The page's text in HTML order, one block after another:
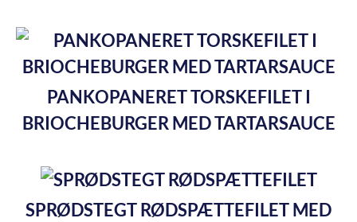
PANKOPANERET TORSKEFILET I
BRIOCHEBURGER MED TARTARSAUCE
SPRØDSTEGT RØDSPÆTTEFILET MED